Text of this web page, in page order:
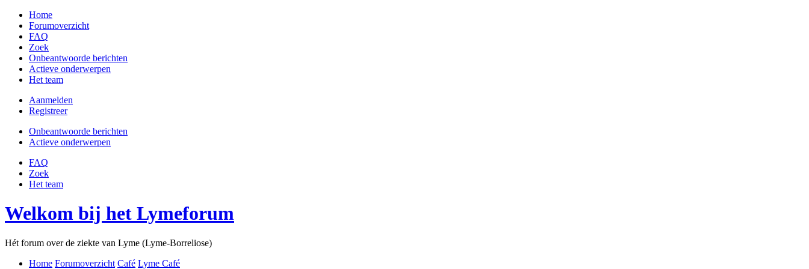
Home
Forumoverzicht
FAQ
Zoek
Onbeantwoorde berichten
Actieve onderwerpen
Het team
Aanmelden
Registreer
Onbeantwoorde berichten
Actieve onderwerpen
FAQ
Zoek
Het team
Welkom bij het Lymeforum
Hét forum over de ziekte van Lyme (Lyme-Borreliose)
Home Forumoverzicht Café Lyme Café